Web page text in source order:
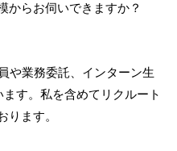
からお伺いできますか？
や業務委託、インターン生
す。私を含めてリクルート
ります。